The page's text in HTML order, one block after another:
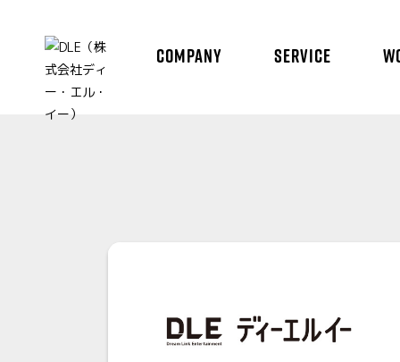
COMPANY SERVICE